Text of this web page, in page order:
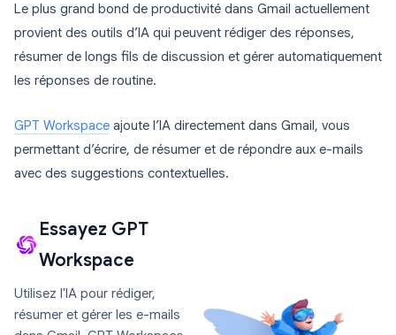
Le plus grand bond de productivité dans Gmail actuellement
provient des outils d’IA qui peuvent rédiger des réponses,
résumer de longs fils de discussion et gérer automatiquement
les réponses de routine.
GPT Workspace ajoute l’IA directement dans Gmail, vous
permettant d’écrire, de résumer et de répondre aux e-mails
avec des suggestions contextuelles.
Essayez GPT
Workspace
Utilisez l'IA pour rédiger,
résumer et gérer les e-mails